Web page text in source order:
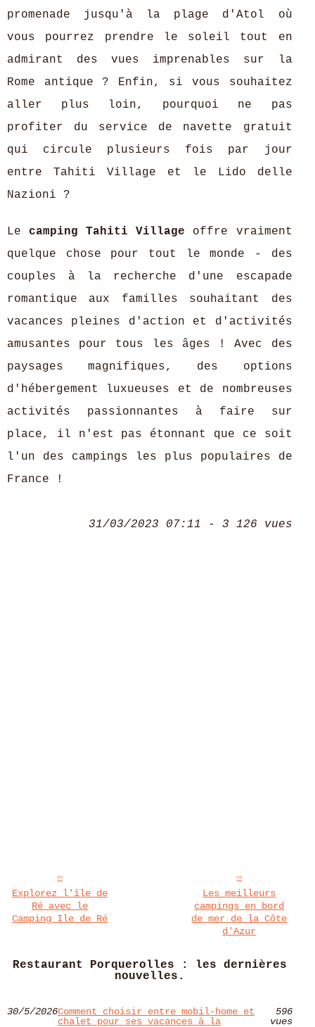
promenade jusqu'à la plage d'Atol où
vous pourrez prendre le soleil tout en
admirant des vues imprenables sur la
Rome antique ? Enfin, si vous souhaitez
aller plus loin, pourquoi ne pas
profiter du service de navette gratuit
qui circule plusieurs fois par jour
entre Tahiti Village et le Lido delle
Nazioni ?
Lecamping Tahiti Village offre vraiment
quelque chose pour tout le monde - des
couples à la recherche d'une escapade
romantique aux familles souhaitant des
vacances pleines d'action et d'activités
amusantes pour tous les âges ! Avec des
paysages magnifiques, des options
d'hébergement luxueuses et de nombreuses
activités passionnantes à faire sur
place, il n'est pas étonnant que ce soit
l'un des campings les plus populaires de
France !
31/03/2023 07:11 - 3 126 vues
Explorez l'île de
Ré avec le
Camping Ile de Ré
Les meilleurs
campings en bord
de mer de la Côte
d'Azur
Restaurant Porquerolles : les dernières
nouvelles.
30/5/2026Comment choisir entre mobil-home et
chalet pour ses vacances à la
596
vues